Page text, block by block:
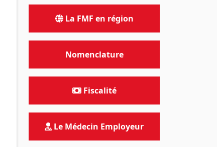
La FMF en région
Nomenclature
Fiscalité
Le Médecin Employeur